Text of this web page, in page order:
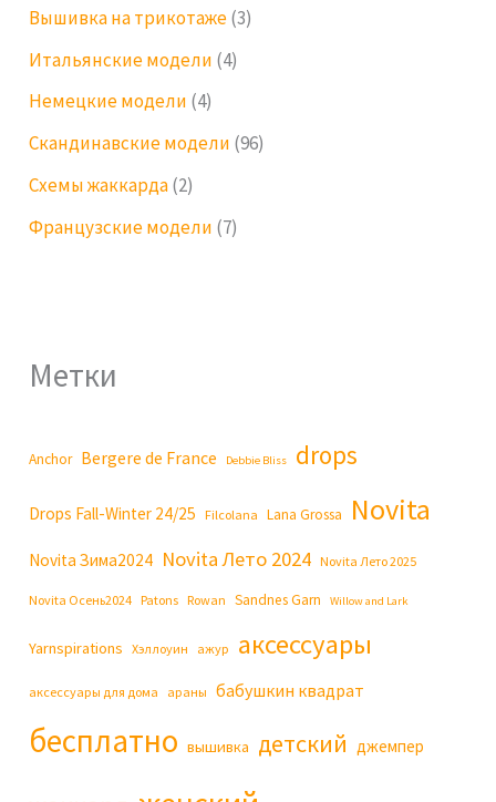
Вышивка на трикотаже(3)
Итальянские модели (4)
Немецкие модели (4)
Скандинавские модели (96)
Схемы жаккарда(2)
Французские модели (7)
Метки
Anchor Bergere de France Debbie Bliss drops
Drops Fall-Winter 24/25 Filcolana Lana Grossa Novita
Novita Зима2024 Novita Лето 2024 Novita Лето 2025
Novita Осень2024 Patons Rowan Sandnes Garn Willow and Lark
Yarnspirations Хэллоуин ажур аксессуары
аксессуары для дома араны бабушкин квадрат
бесплатно вышивка детский джемпер